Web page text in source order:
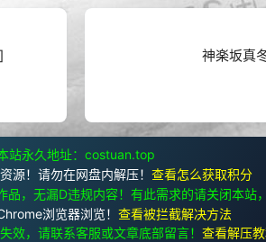
神楽坂真
站永久地址：costuan.top
源！请勿在网盘内解压！ 查看怎么获取积分
，无漏D违规内容！有此需求的请关闭本站，
浏览器浏览！ 查看被拦截解决方法
效，请联系客服或文章底部留言！ 查看解压